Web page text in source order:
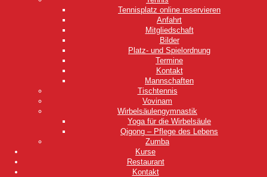
Tennisplatz online reservieren
Anfahrt
Mitgliedschaft
Bilder
Platz- und Spielordnung
Termine
Kontakt
Mannschaften
Tischtennis
Vovinam
Wirbelsäulengymnastik
Yoga für die Wirbelsäule
Qigong – Pflege des Lebens
Zumba
Kurse
Restaurant
Kontakt